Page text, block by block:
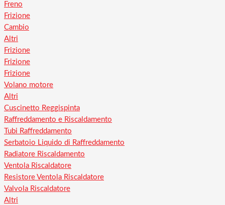
Freno
Frizione
Cambio
Altri
Frizione
Frizione
Frizione
Volano motore
Altri
Cuscinetto Reggispinta
Raffreddamento e Riscaldamento
Tubi Raffreddamento
Serbatoio Liquido di Raffreddamento
Radiatore Riscaldamento
Ventola Riscaldatore
Resistore Ventola Riscaldatore
Valvola Riscaldatore
Altri